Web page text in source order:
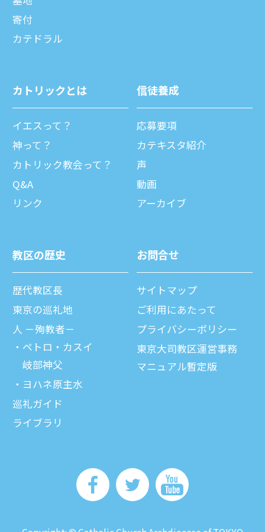
寄付
カテドラル
カトリックとは
イエスって？
神って？
カトリック教会って？
Q&A
リンク
信徒養成
応募要項
カテキスタ紹介
声
動画
アーカイブ
教区の歴史
歴代教区⻑
東京の巡礼地
⼈ －殉教者－
ペトロ・カスイ
岐部神父
ヨハネ原主水
巡礼ガイド
ライブラリ
お問合せ
サイトマップ
ご利⽤にあたって
プライバシーポリシー
東京大司教区運営事務
マニュアル暫定版